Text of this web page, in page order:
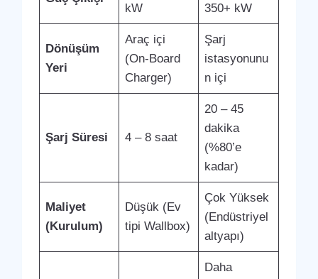
kW 350+ kW
Dönüşüm
Yeri
Araç içi
(On-Board
Charger)
Şarj
istasyonunu
n içi
Şarj Süresi 4 – 8 saat
20 – 45
dakika
(%80’e
kadar)
Maliyet
(Kurulum)
Düşük (Ev
tipi Wallbox)
Çok Yüksek
(Endüstriyel
altyapı)
Daha